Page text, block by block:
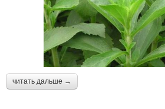
читать дальше →